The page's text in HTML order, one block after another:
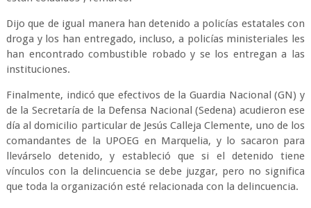
Dijo que de igual manera han detenido a policías estatales con
droga y los han entregado, incluso, a policías ministeriales les
han encontrado combustible robado y se los entregan a las
instituciones.
Finalmente, indicó que efectivos de la Guardia Nacional (GN) y
de la Secretaría de la Defensa Nacional (Sedena) acudieron ese
día al domicilio particular de Jesús Calleja Clemente, uno de los
comandantes de la UPOEG en Marquelia, y lo sacaron para
llevárselo detenido, y estableció que si el detenido tiene
vínculos con la delincuencia se debe juzgar, pero no significa
que toda la organización esté relacionada con la delincuencia.